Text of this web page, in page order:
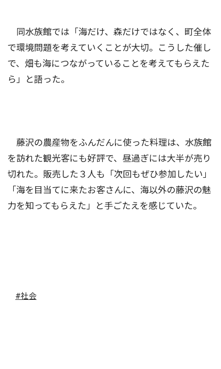
同水族館では「海だけ、森だけではなく、町全体
で環境問題を考えていくことが大切。こうした催し
で、畑も海につながっていることを考えてもらえた
ら」と語った。
藤沢の農産物をふんだんに使った料理は、水族館
を訪れた観光客にも好評で、昼過ぎには大半が売り
切れた。販売した３人も「次回もぜひ参加したい」
「海を目当てに来たお客さんに、海以外の藤沢の魅
力を知ってもらえた」と手ごたえを感じていた。
#社会